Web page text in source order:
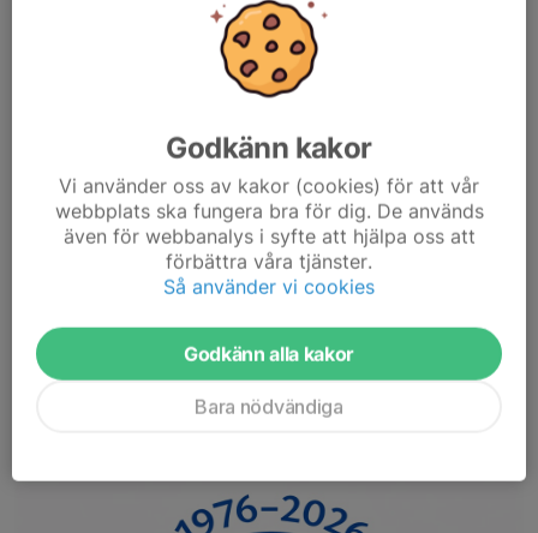
Jag hade nöjet att leda denna gula grupp som avverkade 9 mil med ett
fikastopp i Knivsta. Fantastiskt fin cykling av alla och en extra eloge till Janne
och Lennart. Roligt att vi fick med oss en tjej också. Fler önskas.
SMACK fyller 50 år – boka den 7
Godkänn kakor
Vi använder oss av kakor (cookies) för att vår
webbplats ska fungera bra för dig. De används
även för webbanalys i syfte att hjälpa oss att
förbättra våra tjänster.
Så använder vi cookies
Godkänn alla kakor
Bara nödvändiga